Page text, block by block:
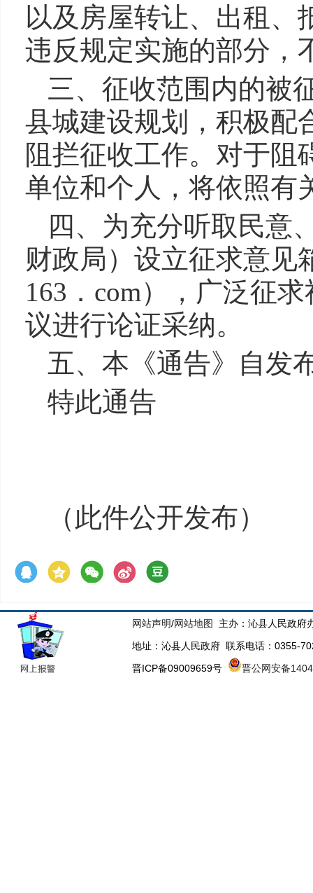
以及房屋转让、出租、
违反规定实施的部分，
三、征收范围内的被
县城建设规划，积极配
阻拦征收工作。对于阻
单位和个人，将依照有
四、为充分听取民意
财政局）设立征求意见
163．com），广泛征
议进行论证采纳。
五、本《通告》自发
特此通告
（此件公开发布）
网站声明/网站地图
主办：沁县人民政府
地址：沁县人民政府 联系电话：0355-
晋ICP备09009659号
晋公网安备